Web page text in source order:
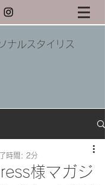
ルスタイリス
様マガジ
時間: 2分